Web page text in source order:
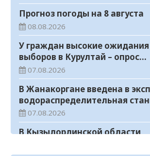
Прогноз погоды на 8 августа
08.08.2026
У граждан высокие ожидания
выборов в Курултай – опрос
общественного мнения
07.08.2026
В Жанакоргане введена в
водораспределительная
07.08.2026
В Кызылординской области